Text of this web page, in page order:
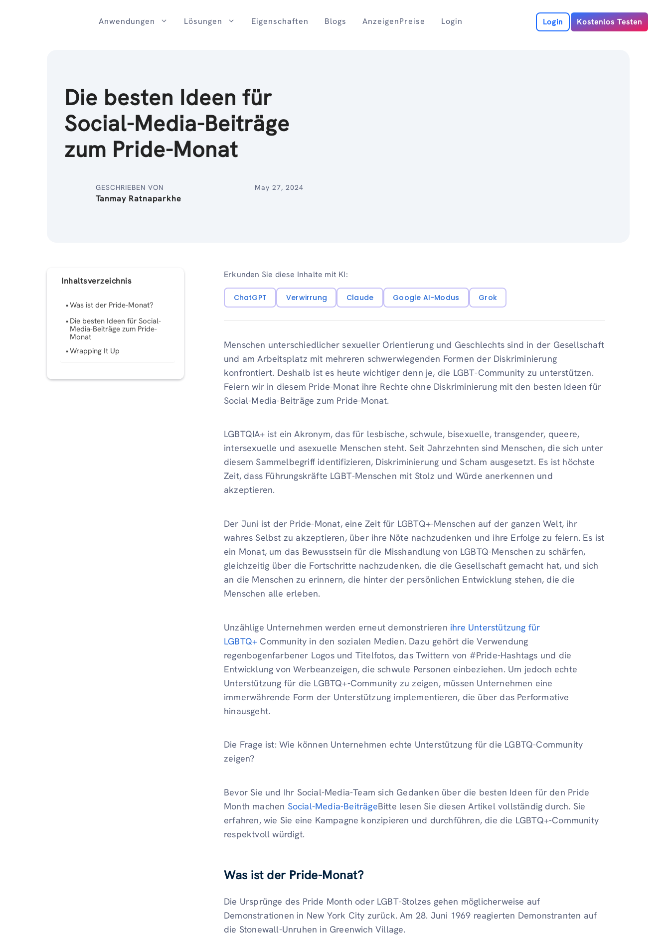
Anwendungen Lösungen Eigenschaften Blogs AnzeigenPreise Login Login Kostenlos Testen
Die besten Ideen für
Social-Media-Beiträge
zum Pride-Monat
GESCHRIEBEN VON
Tanmay Ratnaparkhe
May 27, 2024
Inhaltsverzeichnis
Was ist der Pride-Monat?
Die besten Ideen für Social-
Media-Beiträge zum Pride-
Monat
Wrapping It Up
Erkunden Sie diese Inhalte mit KI:
ChatGPT Verwirrung Claude Google AI-Modus Grok
Menschen unterschiedlicher sexueller Orientierung und Geschlechts sind in der Gesellschaft
und am Arbeitsplatz mit mehreren schwerwiegenden Formen der Diskriminierung
konfrontiert. Deshalb ist es heute wichtiger denn je, die LGBT-Community zu unterstützen.
Feiern wir in diesem Pride-Monat ihre Rechte ohne Diskriminierung mit den besten Ideen für
Social-Media-Beiträge zum Pride-Monat.
LGBTQIA+ ist ein Akronym, das für lesbische, schwule, bisexuelle, transgender, queere,
intersexuelle und asexuelle Menschen steht. Seit Jahrzehnten sind Menschen, die sich unter
diesem Sammelbegriff identifizieren, Diskriminierung und Scham ausgesetzt. Es ist höchste
Zeit, dass Führungskräfte LGBT-Menschen mit Stolz und Würde anerkennen und
akzeptieren.
Der Juni ist der Pride-Monat, eine Zeit für LGBTQ+-Menschen auf der ganzen Welt, ihr
wahres Selbst zu akzeptieren, über ihre Nöte nachzudenken und ihre Erfolge zu feiern. Es ist
ein Monat, um das Bewusstsein für die Misshandlung von LGBTQ-Menschen zu schärfen,
gleichzeitig über die Fortschritte nachzudenken, die die Gesellschaft gemacht hat, und sich
an die Menschen zu erinnern, die hinter der persönlichen Entwicklung stehen, die die
Menschen alle erleben.
Unzählige Unternehmen werden erneut demonstrieren ihre Unterstützung für
LGBTQ+ Community in den sozialen Medien. Dazu gehört die Verwendung
regenbogenfarbener Logos und Titelfotos, das Twittern von #Pride-Hashtags und die
Entwicklung von Werbeanzeigen, die schwule Personen einbeziehen. Um jedoch echte
Unterstützung für die LGBTQ+-Community zu zeigen, müssen Unternehmen eine
immerwährende Form der Unterstützung implementieren, die über das Performative
hinausgeht.
Die Frage ist: Wie können Unternehmen echte Unterstützung für die LGBTQ-Community
zeigen?
Bevor Sie und Ihr Social-Media-Team sich Gedanken über die besten Ideen für den Pride
Month machen Social-Media-BeiträgeBitte lesen Sie diesen Artikel vollständig durch. Sie
erfahren, wie Sie eine Kampagne konzipieren und durchführen, die die LGBTQ+-Community
respektvoll würdigt.
Was ist der Pride-Monat?
Die Ursprünge des Pride Month oder LGBT-Stolzes gehen möglicherweise auf
Demonstrationen in New York City zurück. Am 28. Juni 1969 reagierten Demonstranten auf
die Stonewall-Unruhen in Greenwich Village.